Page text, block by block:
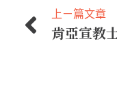
上ㄧ篇文章